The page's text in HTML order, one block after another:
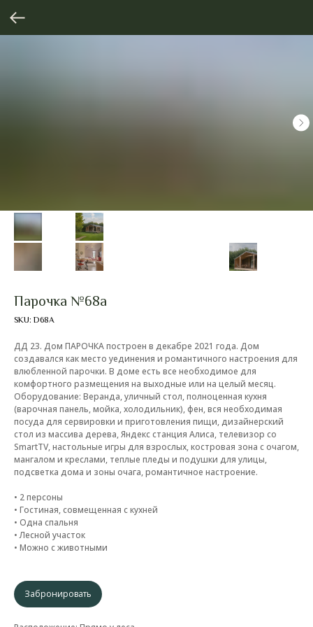
Парочка №68а
SKU: D68A
ДД 23. Дом ПАРОЧКА построен в декабре 2021 года. Дом
создавался как место уединения и романтичного настроения для
влюбленной парочки. В доме есть все необходимое для
комфортного размещения на выходные или на целый месяц.
Оборудование: Веранда, уличный стол, полноценная кухня
(варочная панель, мойка, холодильник), фен, вся необходимая
посуда для сервировки и приготовления пищи, дизайнерский
стол из массива дерева, Яндекс станция Алиса, телевизор со
SmartTV, настольные игры для взрослых, костровая зона с очагом,
мангалом и креслами, теплые пледы и подушки для улицы,
подсветка дома и зоны очага, романтичное настроение.
• 2 персоны
• Гостиная, совмещенная с кухней
• Одна спальня
• Лесной участок
• Можно с животными
Забронировать